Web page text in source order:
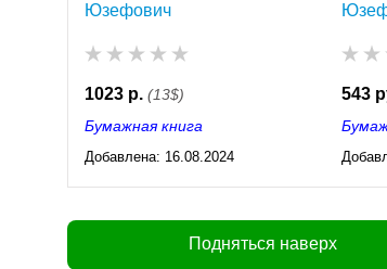
Юзефович
1023 р. (13$)
Бумажная книга
Добавлена: 16.08.2024
03:29
543
03:29
Подняться наверх